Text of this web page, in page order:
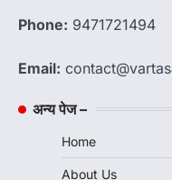
Phone: 9471721494
Email:
अन्य पेज –
Home
About Us